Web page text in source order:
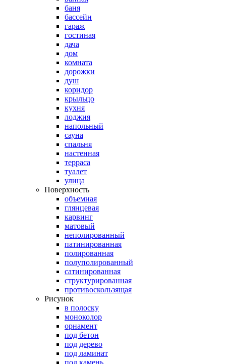
баня
бассейн
гараж
гостиная
дача
дом
комната
дорожки
душ
коридор
крыльцо
кухня
лоджия
напольный
сауна
спальня
настенная
терраса
туалет
улица
Поверхность
объемная
глянцевая
карвинг
матовый
неполированный
патинированная
полированная
полуполированный
сатинированная
структурированная
противоскользящая
Рисунок
в полоску
моноколор
орнамент
под бетон
под дерево
под ламинат
под камень